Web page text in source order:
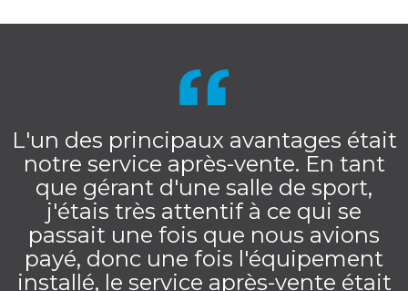
L'un des principaux avantages était
notre service après-vente. En tant
que gérant d'une salle de sport,
j'étais très attentif à ce qui se
passait une fois que nous avions
payé, donc une fois l'équipement
installé, le service après-vente était